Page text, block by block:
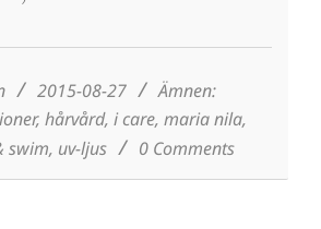
2015-08-27
Ämnen:
, hårvård, i care, maria nila,
swim, uv-ljus 0 Comments